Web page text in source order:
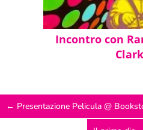
Incontro con
← Presentazione Pelicula @